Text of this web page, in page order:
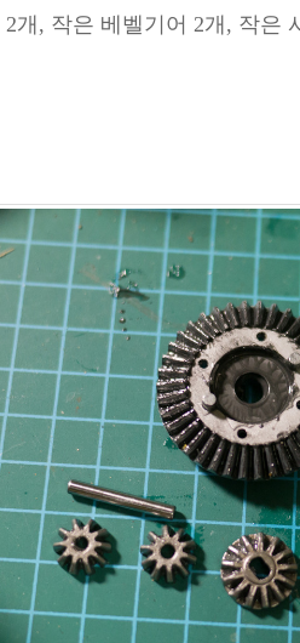
개, 작은 베벨기어 2개, 작은